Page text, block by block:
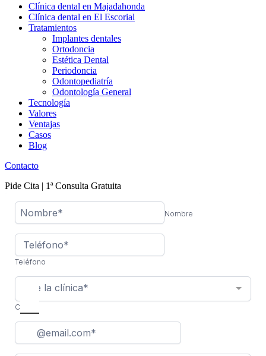
Clínica dental en Majadahonda
Clínica dental en El Escorial
Tratamientos
Implantes dentales
Ortodoncia
Estética Dental
Periodoncia
Odontopediatría
Odontología General
Tecnología
Valores
Ventajas
Casos
Blog
Contacto
Pide Cita | 1ª Consulta Gratuita